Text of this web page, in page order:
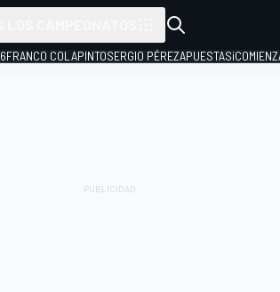
FRANCO COLAPINTOSERGIO PÉREZAPUESTAS